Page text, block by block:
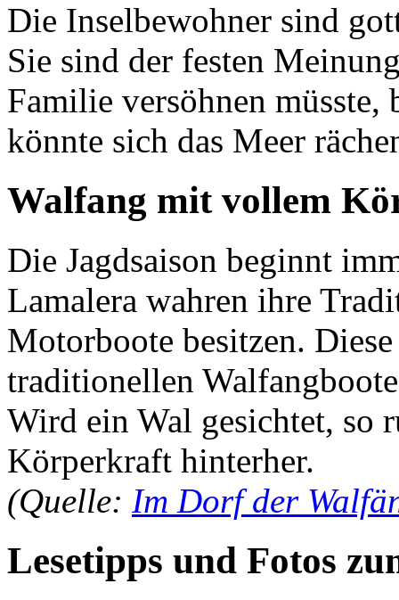
Die Inselbewohner sind
Sie sind der festen
Familie versöhnen
könnte sich das Meer
Walfang mit vollem
Die Jagdsaison beginnt
Lamalera wahren ihre
Motorboote besitzen.
traditionellen
Wird ein Wal gesichtet, so
Körperkraft hinterher.
(Quelle: Im Dorf der
Lesetipps und Fotos